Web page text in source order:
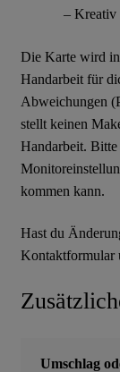
– Kreativ
Die Karte wird
Handarbeit für
Abweichungen
stellt keinen
Handarbeit. Bitte
kommen kann.
Hast du
Kontaktformular
Umschlag